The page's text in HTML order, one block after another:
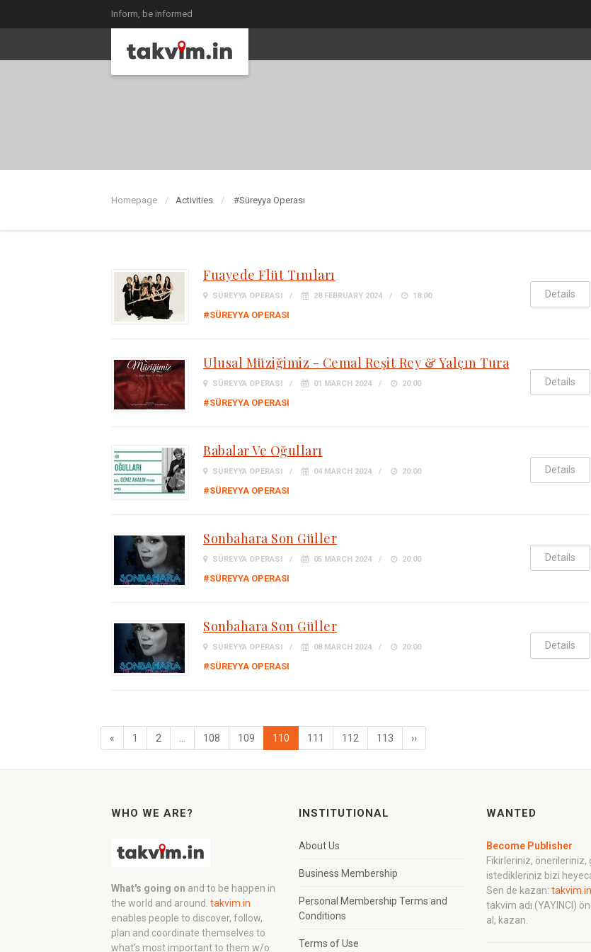
Inform, be informed
Homepage Activities #Süreyya Operası
Details
Fuayede Flüt Tınıları
SÜREYYA OPERASI 28 FEBRUARY 2024 18:00
#SÜREYYA OPERASI
Details
Ulusal Müziğimiz - Cemal Reşit Rey & Yalçın Tura
SÜREYYA OPERASI 01 MARCH 2024 20:00
#SÜREYYA OPERASI
Details
Babalar Ve Oğulları
SÜREYYA OPERASI 04 MARCH 2024 20:00
#SÜREYYA OPERASI
Details
Sonbahara Son Güller
SÜREYYA OPERASI 05 MARCH 2024 20:00
#SÜREYYA OPERASI
Details
Sonbahara Son Güller
SÜREYYA OPERASI 08 MARCH 2024 20:00
#SÜREYYA OPERASI
« 1 2 108 109 110 111 112 113 ››
WHO WE ARE?
What's going on and to be happen in
the world and around. takvim.in
enables people to discover, follow,
plan and coordinate themselves to
what's most important to them w/o
INSTITUTIONAL
About Us
Business Membership
Personal Membership Terms and
Conditions
Terms of Use
WANTED
Become Publisher
Fikirleriniz, önerileriniz,
istedikleriniz bizi
Sen de kazan: takvim.in
takvim adı (YAYINCI)
al, kazan.